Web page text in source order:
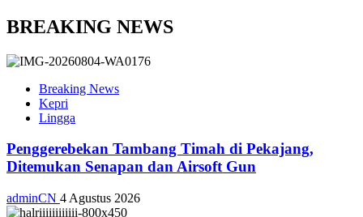
BREAKING NEWS
Breaking News
Kepri
Lingga
Penggerebekan Tambang Timah di Pekajang,
Ditemukan Senapan dan Airsoft Gun
adminCN 4 Agustus 2026